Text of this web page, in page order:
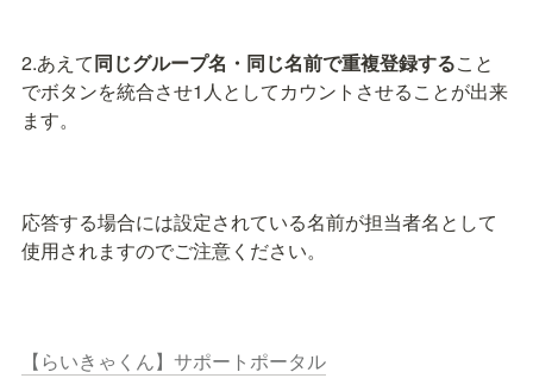
2.あえて同じグループ名・同じ名前で重複登録すること
でボタンを統合させ1人としてカウントさせることが出来
ます。
応答する場合には設定されている名前が担当者名として
使用されますのでご注意ください。
【らいきゃくん】サポートポータル